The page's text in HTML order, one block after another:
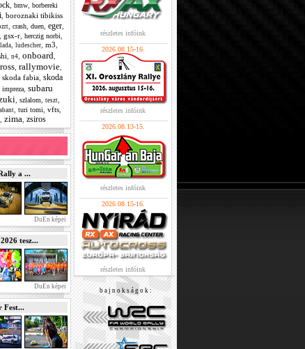
, bmw, borbereki
boroznaki tibikiss
crash duen eger
gsx-r herczig norbi
lada, ludescher, m3
n4, onboard
, rallymovie,
skoda fabia skoda
impreza subaru
szlalom teszt,
turi tomi vfts
zima zsiros
a ...
DuEn képei
tesz...
DuEn képei
Fest...
részletes infóink
2026.08.15-16.
részletes infóink
2026.08.13-15.
részletes infóink
2026.08.15-16.
részletes infóink
b a j n o k s á g o k :